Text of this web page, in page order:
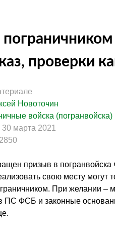
проверки
Новоточин
войска (погранвойска)
марта 2021
призыв в погранвойска
свою месту могут
При желании –
ПС ФСБ и законные